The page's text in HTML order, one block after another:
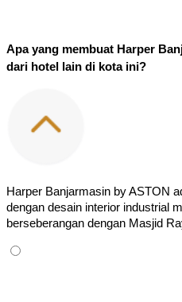
Apa yang membuat Harper
dari hotel lain di kota ini?
Harper Banjarmasin by ASTON
dengan desain interior industrial
berseberangan dengan Masjid